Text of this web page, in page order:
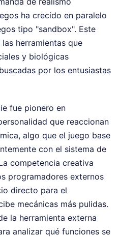
ha crecido en paralelo
tipo "sandbox". Este
herramientas que
y biológicas
por los entusiastas
fue pionero en
que reaccionan
algo que el juego base
con el sistema de
competencia creativa
programadores externos
directo para el
mecánicas más pulidas.
la herramienta externa
analizar qué funciones se